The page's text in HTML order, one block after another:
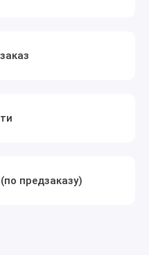
предзаказу)